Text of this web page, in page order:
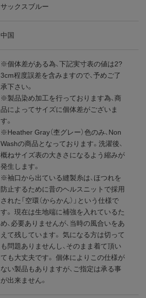
サックスブルー
中国
※個体差がある為、下記実寸表の値は2?
3cm程度誤差を含みますので、予めご了
承下さい。
※製品染め加工を行っております為、商
品によってサイズに個体差がございま
す。
※Heather Gray（杢グレー）色のみ、Non
Washの商品となっております。洗濯後、
概ねサイズ表の大きさになるよう縮みが
発生します。
※袖口から出ている縫製糸は、ほつれを
防止するために昔のヘルスニットで採用
された「空環（からかん）」という仕様で
す。 現在は生地端に補強を入れているた
め、必要ありませんが、当時の風合いをあ
えて残しています。 気になる方は切って
も問題ありませんし、そのまま着て頂い
ても大丈夫です。 個体によりこの仕様が
ない製品もありますが、ご指定は承る事
が出来ません。